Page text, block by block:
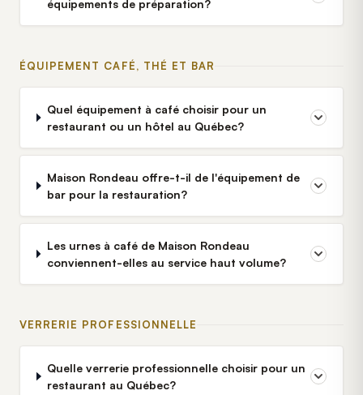
équipements de préparation?
ÉQUIPEMENT CAFÉ, THÉ ET BAR
Quel équipement à café choisir pour un
restaurant ou un hôtel au Québec?
Maison Rondeau offre-t-il de l'équipement de
bar pour la restauration?
Les urnes à café de Maison Rondeau
conviennent-elles au service haut volume?
VERRERIE PROFESSIONNELLE
Quelle verrerie professionnelle choisir pour un
restaurant au Québec?